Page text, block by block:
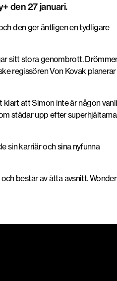
den 27 januari.
den ger äntligen en tydligare
sitt stora genombrott.
regissörenVon Kovakplanerar
klart att Simon inte är någon
städar upp efter
sin karriär och sina nyfunna
och består av åtta avsnitt.Wonder